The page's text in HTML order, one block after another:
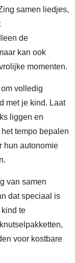
samen liedjes,
de
kan ook
momenten.
volledig
met je kind. Laat
liggen en
tempo bepalen
hun autonomie
van samen
dat speciaal is
te
voor kostbare